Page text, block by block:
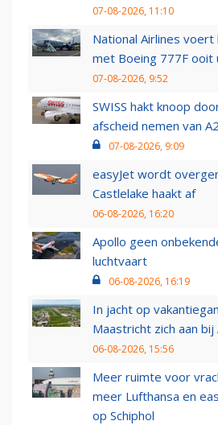
07-08-2026, 11:10
National Airlines
met Boeing 777F ooit
07-08-2026, 9:52
SWISS hakt knoop
afscheid nemen van
07-08-2026, 9:09
easyJet wordt
Castlelake haakt af
06-08-2026, 16:20
Apollo geen
luchtvaart
06-08-2026, 16:19
In jacht op
Maastricht zich aan bij
06-08-2026, 15:56
Meer ruimte voor
meer Lufthansa en
op Schiphol